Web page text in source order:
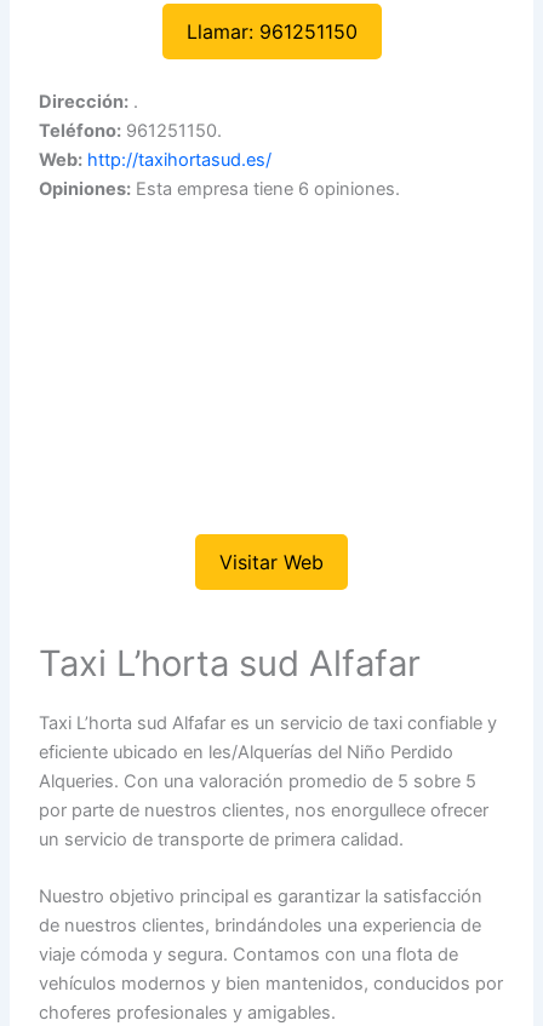
Llamar: 961251150
Dirección: .
Teléfono: 961251150.
Web: http://taxihortasud.es/
Opiniones: Esta empresa tiene 6 opiniones.
Visitar Web
Taxi L’horta sud Alfafar
Taxi L’horta sud Alfafar es un servicio de taxi confiable y
eficiente ubicado en les/Alquerías del Niño Perdido
Alqueries. Con una valoración promedio de 5 sobre 5
por parte de nuestros clientes, nos enorgullece ofrecer
un servicio de transporte de primera calidad.
Nuestro objetivo principal es garantizar la satisfacción
de nuestros clientes, brindándoles una experiencia de
viaje cómoda y segura. Contamos con una flota de
vehículos modernos y bien mantenidos, conducidos por
choferes profesionales y amigables.